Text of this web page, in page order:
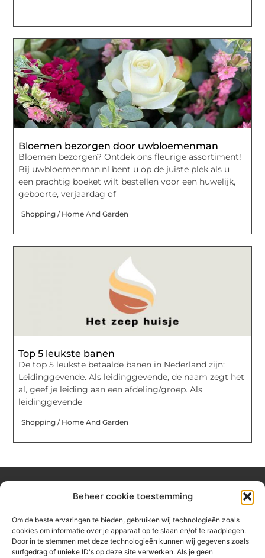
Beheer cookie toestemming
Om de beste ervaringen te bieden, gebruiken wij technologieën zoals
cookies om informatie over je apparaat op te slaan en/of te raadplegen.
Door in te stemmen met deze technologieën kunnen wij gegevens zoals
surfgedrag of unieke ID's op deze site verwerken. Als je geen
Bloemen bezorgen door uwbloemenman
Bloemen bezorgen? Ontdek ons fleurige assortiment!
Bij uwbloemenman.nl bent u op de juiste plek als u
een prachtig boeket wilt bestellen voor een huwelijk,
geboorte, verjaardag of
Shopping / Home And Garden
Top 5 leukste banen
De top 5 leukste betaalde banen in Nederland zijn:
Leidinggevende. Als leidinggevende, de naam zegt het
al, geef je leiding aan een afdeling/groep. Als
leidinggevende
Shopping / Home And Garden
Jouw gids voor inspiratie en tips uit het dagelijks leven.
Ontdek een brede verzameling blogs en artikelen die je helpen
om het meeste uit elke dag te halen, met praktische adviezen
en verrassende inzichten.